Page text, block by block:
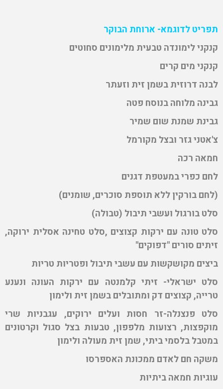
תפריט לדוגמא- ארוחת הבוקר
קנקני לימונדה טבעית מלימונים סחוטים
קנקני מים קרים
לבנה דרוזית בשמן זית וזעתר
גבינה מלוחה בנוסח פטה
גבינת שמנת שום שמיר
צ'אטני גזר ובצל מקורמל
חמאה רכה
לחם כפרי במעטפת דגנים
(לחם בורקין ללא תוספת סוכרים, שומנים)
סלט בורגול ועשבי תיבול (טבולה)
סלט טונה עם ירקות קצוצים ,סלט טחינה אסלית ירוקה,
זיתים סורים "דפוקים"
ביצים מקושקשות עם עשבי תיבול ופטריות טריות
סלט ישראלי- זיתי קלמנטה עם ירקות העונה ונענע
טרייה, קצוצים דק ומתובלים בשמן זית ולימון
סלט פנצנלה-זר חסות ועלים ירוקים, עגבניות שרי
מוקפצות, רצועות מלפפון, טבעות בצל סגול וקרטונים
במטבל בלסמי ביתי, שמן זית מעולה ולימון
משקה חם לאדם ממכונת האספרסו
עוגיות חמאה ביתיות